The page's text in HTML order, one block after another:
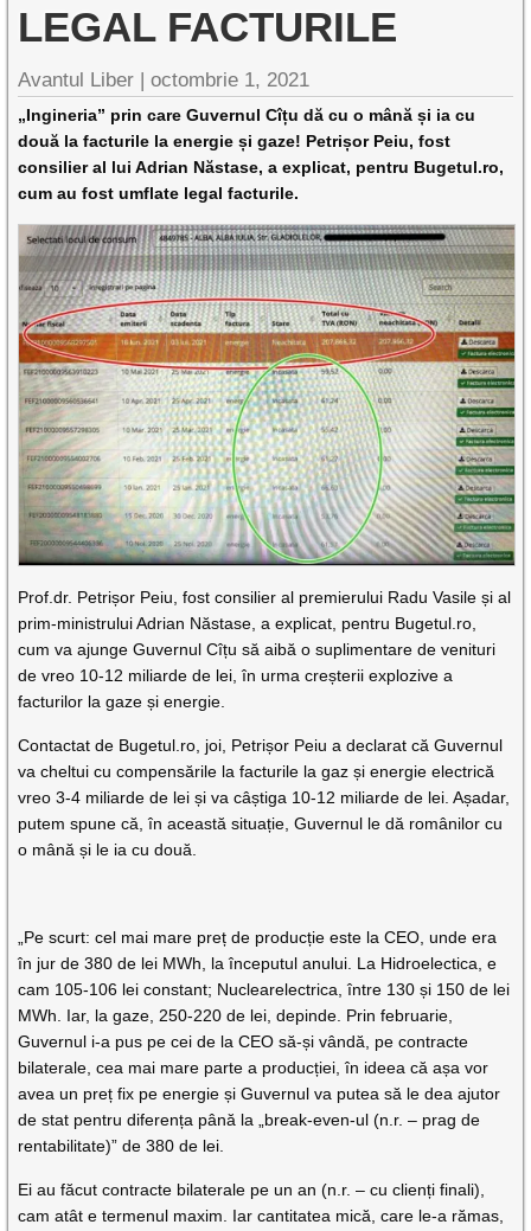
LEGAL FACTURILE
Avantul Liber |octombrie 1, 2021
„Ingineria” prin care Guvernul Cîțu dă cu o mână și ia cu
două la facturile la energie și gaze! Petrișor Peiu, fost
consilier al lui Adrian Năstase, a explicat, pentru Bugetul.ro,
cum au fost umflate legal facturile.
Prof.dr. Petrișor Peiu, fost consilier al premierului Radu Vasile și al
prim-ministrului Adrian Năstase, a explicat, pentru Bugetul.ro,
cum va ajunge Guvernul Cîțu să aibă o suplimentare de venituri
de vreo 10-12 miliarde de lei, în urma creșterii explozive a
facturilor la gaze și energie.
Contactat de Bugetul.ro, joi, Petrișor Peiu a declarat că Guvernul
va cheltui cu compensările la facturile la gaz și energie electrică
vreo 3-4 miliarde de lei și va câștiga 10-12 miliarde de lei. Așadar,
putem spune că, în această situație, Guvernul le dă românilor cu
o mână și le ia cu două.
„Pe scurt: cel mai mare preț de producție este la CEO, unde era
în jur de 380 de lei MWh, la începutul anului. La Hidroelectica, e
cam 105-106 lei constant; Nuclearelectrica, între 130 și 150 de lei
MWh. Iar, la gaze, 250-220 de lei, depinde. Prin februarie,
Guvernul i-a pus pe cei de la CEO să-și vândă, pe contracte
bilaterale, cea mai mare parte a producției, în ideea că așa vor
avea un preț fix pe energie și Guvernul va putea să le dea ajutor
de stat pentru diferența până la „break-even-ul (n.r. – prag de
rentabilitate)” de 380 de lei.
Ei au făcut contracte bilaterale pe un an (n.r. – cu clienți finali),
cam atât e termenul maxim. Iar cantitatea mică, care le-a rămas,